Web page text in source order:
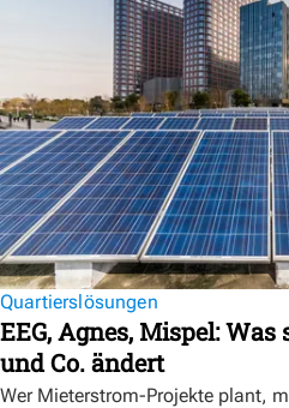
Quartierslösungen
EEG, Agnes, Mispel:
und Co. ändert
Wer Mieterstrom-Projekte plant,